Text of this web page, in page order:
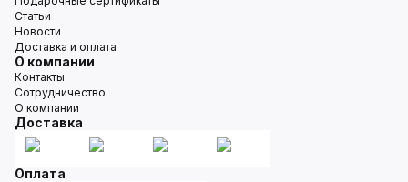
Статьи
Новости
Доставка и оплата
О компании
Контакты
Сотрудничество
О компании
Доставка
Оплата